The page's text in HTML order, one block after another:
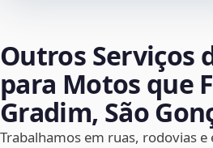
Outros Serviços
para Motos que
Gradim, São
Trabalhamos em ruas, rodovias e